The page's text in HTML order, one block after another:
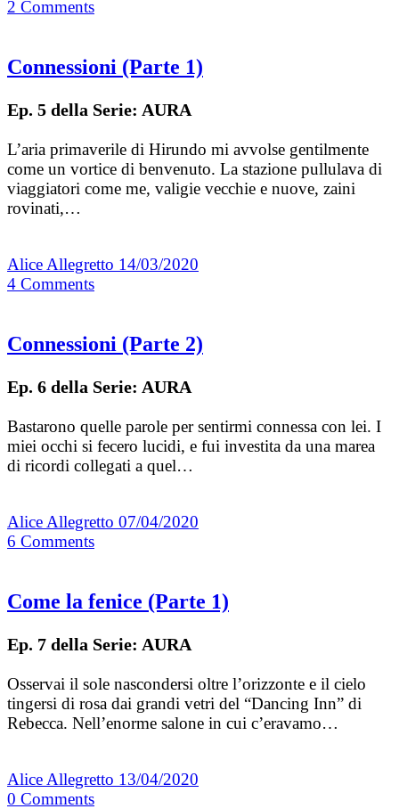
2 Comments
Connessioni (Parte 1)
Ep. 5 della Serie: AURA
L’aria primaverile di Hirundo mi avvolse gentilmente
come un vortice di benvenuto. La stazione pullulava di
viaggiatori come me, valigie vecchie e nuove, zaini
rovinati,…
Alice Allegretto 14/03/2020
4 Comments
Connessioni (Parte 2)
Ep. 6 della Serie: AURA
Bastarono quelle parole per sentirmi connessa con lei. I
miei occhi si fecero lucidi, e fui investita da una marea
di ricordi collegati a quel…
Alice Allegretto 07/04/2020
6 Comments
Come la fenice (Parte 1)
Ep. 7 della Serie: AURA
Osservai il sole nascondersi oltre l’orizzonte e il cielo
tingersi di rosa dai grandi vetri del “Dancing Inn” di
Rebecca. Nell’enorme salone in cui c’eravamo…
Alice Allegretto 13/04/2020
0 Comments